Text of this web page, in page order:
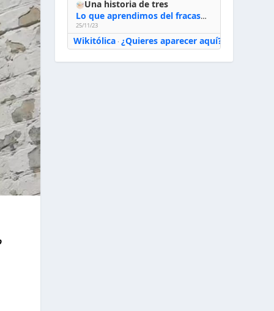
Una historia de tres
Lo que aprendimos del fracaso al emprender
25/11/23
Wikitólica· ¿Quieres aparecer aquí?